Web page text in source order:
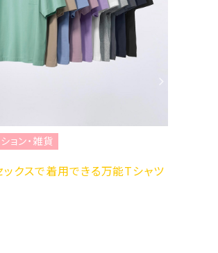
用できる万能Tシャツ
大人気ボトムス⭐️